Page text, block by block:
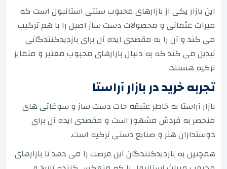
این بازار یکی از بازارهای محبوب سنتی استانبول است که
میراث عثمانی و محصولات دست ساز اصیل را با هم ترکیب
می کند و آن را به مقصدی ایده آل برای بازدیدکنندگانی
تبدیل می کند که به دنبال بازارهای محبوب معتبر و متمایز
ترکیه هستند.
تجربه خرید در بازار آراستا
بازار آراستا به خاطر عتیقه جات دست ساز و سوغاتی های
منحصر به فردش مشهور است و مقصدی ایده آل برای
دوستداران هنر و صنایع دستی ترکیه است.
همچنین به بازدیدکنندگان این فرصت را می دهد تا بازارهای